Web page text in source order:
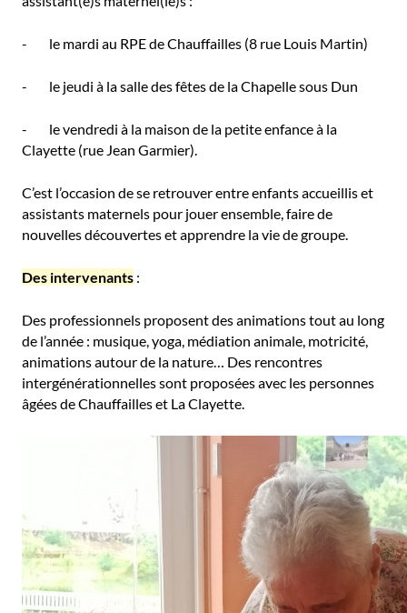
- le mardi au RPE de Chauffailles (8 rue Louis Martin)
- le jeudi à la salle des fêtes de la Chapelle sous Dun
- le vendredi à la maison de la petite enfance à la
Clayette (rue Jean Garmier).
C’est l’occasion de se retrouver entre enfants accueillis et
assistants maternels pour jouer ensemble, faire de
nouvelles découvertes et apprendre la vie de groupe.
Des intervenants :
Des professionnels proposent des animations tout au long
de l’année : musique, yoga, médiation animale, motricité,
animations autour de la nature… Des rencontres
intergénérationnelles sont proposées avec les personnes
âgées de Chauffailles et La Clayette.